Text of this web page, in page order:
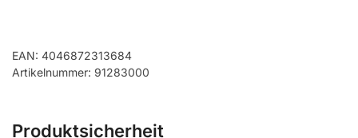
EAN: 4046872313684
Artikelnummer: 91283000
Produktsicherheit